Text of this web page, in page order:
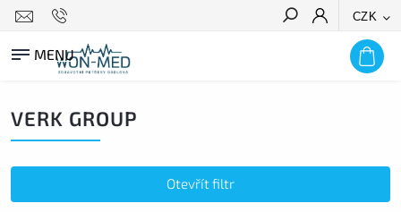
CZK
HLEDAT
VERK GROUP
Otevřít filtr